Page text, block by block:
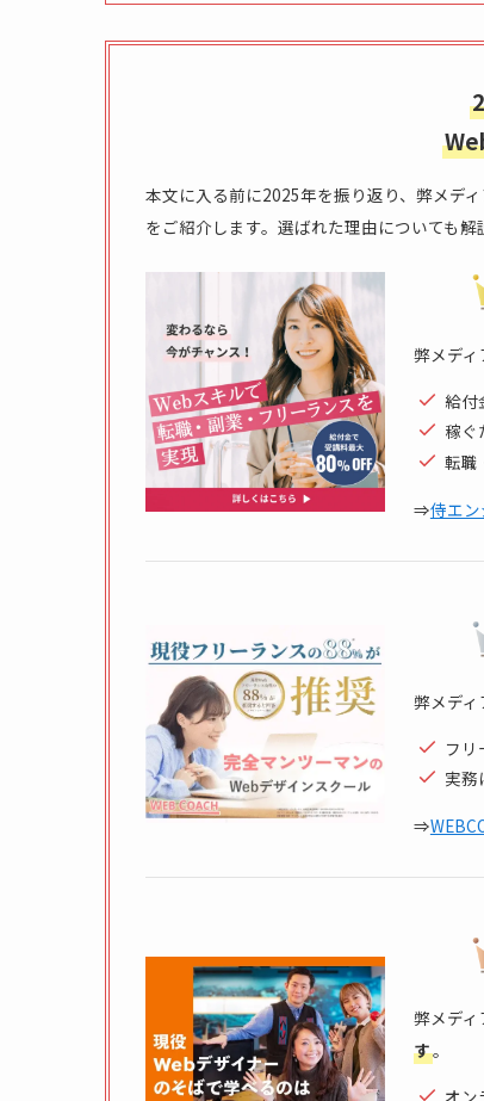
本文に入る前に2025年を振り返り、弊メデ
をご紹介します。選ばれた理由についても
弊メデ
給付
稼ぐ
転職
⇒侍エ
弊メデ
フ
実務
⇒
弊メデ
す。
オン